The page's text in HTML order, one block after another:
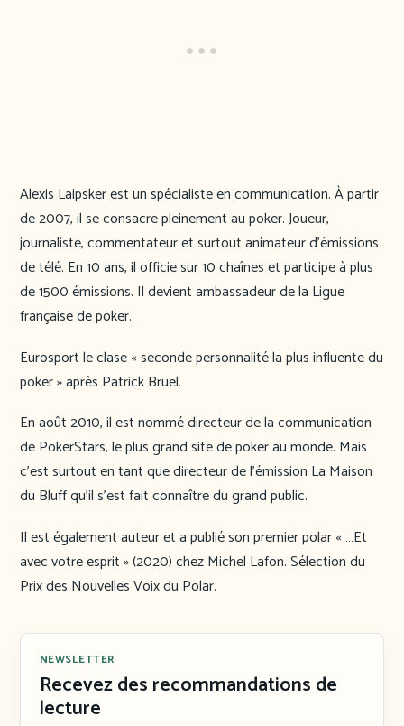
Alexis Laipsker est un spécialiste en communication. À partir
de 2007, il se consacre pleinement au poker. Joueur,
journaliste, commentateur et surtout animateur d’émissions
de télé. En 10 ans, il officie sur 10 chaînes et participe à plus
de 1500 émissions. Il devient ambassadeur de la Ligue
française de poker.
Eurosport le clase « seconde personnalité la plus influente du
poker » après Patrick Bruel.
En août 2010, il est nommé directeur de la communication
de PokerStars, le plus grand site de poker au monde. Mais
c’est surtout en tant que directeur de l’émission La Maison
du Bluff qu’il s’est fait connaître du grand public.
Il est également auteur et a publié son premier polar « …Et
avec votre esprit » (2020) chez Michel Lafon. Sélection du
Prix des Nouvelles Voix du Polar.
NEWSLETTER
Recevez des recommandations de
lecture